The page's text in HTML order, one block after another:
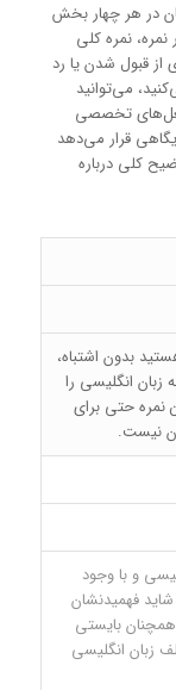
در هر چهار بخش
نمره، نمره کلی
از قبول شدن یا رد
می‌توانید
شغل‌های تخصصی
قرار می‌دهد
کلی درباره
بدون اشتباه،
زبان انگلیسی را
گرفتن این نمره حتی برای
و با وجود
فهمیدنشان
8 بگیرید. اما همچنان بایستی
زبان انگلیسی